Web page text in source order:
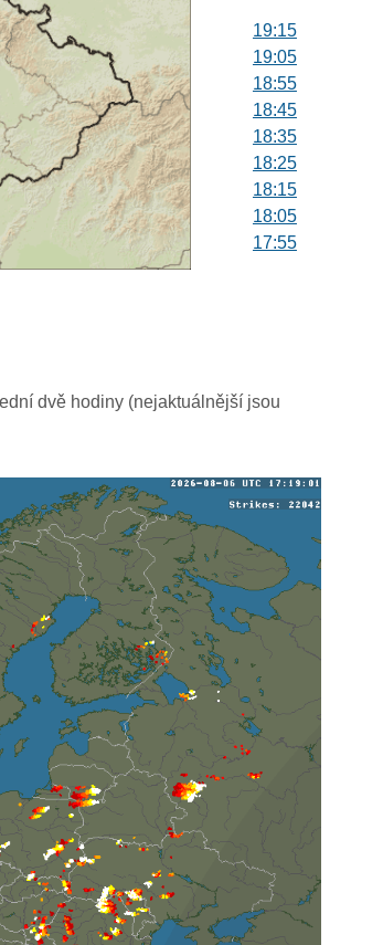
19:15
19:05
18:55
18:45
18:35
18:25
18:15
18:05
17:55
16:55
16:25
16:15
dvě hodiny (nejaktuálnější jsou